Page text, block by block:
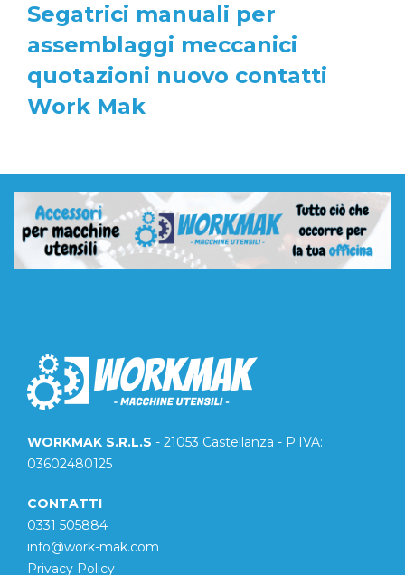
Segatrici manuali per
assemblaggi meccanici
quotazioni nuovo contatti
Work Mak
WORKMAK S.R.L.S - 21053 Castellanza - P.IVA:
03602480125
CONTATTI
0331 505884
info@work-mak.com
Privacy Policy